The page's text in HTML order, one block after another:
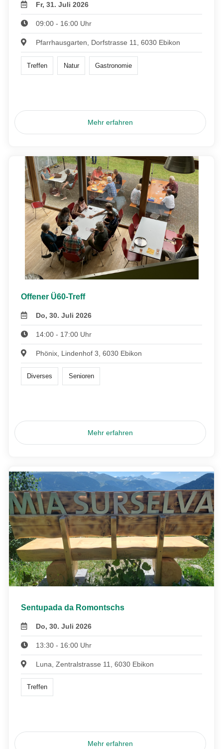
Fr, 31. Juli 2026
09:00 - 16:00 Uhr
Pfarrhausgarten, Dorfstrasse 11, 6030 Ebikon
Treffen Natur Gastronomie
Mehr erfahren
Offener Ü60-Treff
Do, 30. Juli 2026
14:00 - 17:00 Uhr
Phönix, Lindenhof 3, 6030 Ebikon
Diverses Senioren
Mehr erfahren
Sentupada da Romontschs
Do, 30. Juli 2026
13:30 - 16:00 Uhr
Luna, Zentralstrasse 11, 6030 Ebikon
Treffen
Mehr erfahren